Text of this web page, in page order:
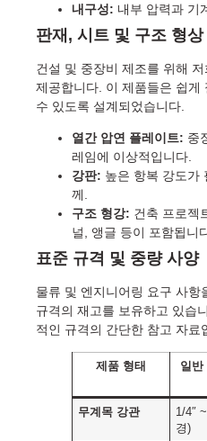
내구성: 내부 압력과 기
판재, 시트 및 구조 형상
건설 및 중장비 제조를 위해 저
제공합니다. 이 제품들은 쉽게
수 있도록 설계되었습니다.
열간 압연 플레이트: 중
레임에 이상적입니다.
강판: 높은 항복 강도가
께.
구조 형강: 건축 프로젝
널, 앵글 등이 포함됩니
표준 규격 및 중량 사양
물류 및 엔지니어링 요구 사항
규격의 재고를 보유하고 있습
적인 규격의 간단한 참고 자료
제품 형태 일반
무계목 강관
1/4″
경)